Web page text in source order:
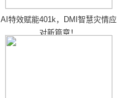
AI特效赋能401k，DMI智慧灾情应
对新篇章！